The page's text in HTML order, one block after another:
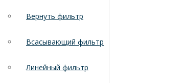
Вернуть фильтр
Всасывающий фильтр
Линейный фильтр